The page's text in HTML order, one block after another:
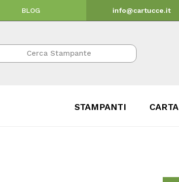
BLOG info@cartucce.it
STAMPANTI CARTA